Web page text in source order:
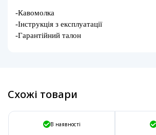
-Кавомолка
-Інструкція з експлуатації
-Гарантійний талон
Схожі товари
В наявності